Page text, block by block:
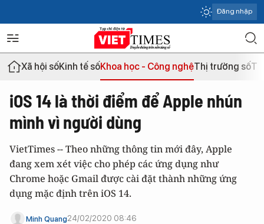
Đăng nhập
Xã hội sốKinh tế sốKhoa học - Công nghệThị trường số
iOS 14 là thời điểm để Apple nhún
mình vì người dùng
VietTimes -- Theo những thông tin mới đây, Apple
đang xem xét việc cho phép các ứng dụng như
Chrome hoặc Gmail được cài đặt thành những ứng
dụng mặc định trên iOS 14.
Minh Quang24/02/2020 08:46